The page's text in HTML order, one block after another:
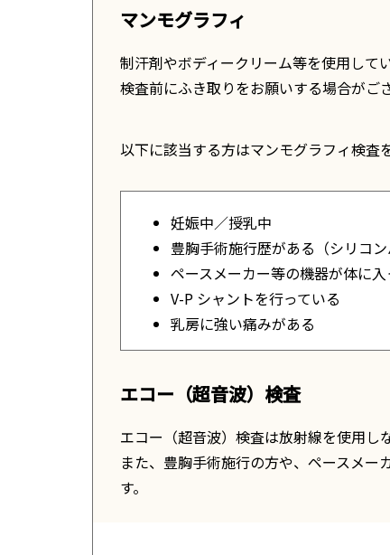
マンモグラフィ
制汗剤やボディークリーム等を使用して
検査前にふき取りをお願いする場合がご
以下に該当する方はマンモグラフィ検査
妊娠中／授乳中
豊胸手術施行歴がある（シリコ
ペースメーカー等の機器が体に入
V-P シャントを行っている
乳房に強い痛みがある
エコー（超音波）検査
エコー（超音波）検査は放射線を使用し
また、豊胸手術施行の方や、ペースメ
す。